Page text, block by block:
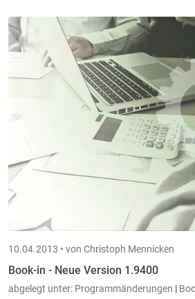
Umbuchungen hat man nun die
Konten zu verändern.
10.04.2013 • von Christoph Mennicken
Book-in - Neue Version 1.9400
abgelegt unter: Programmänderungen |